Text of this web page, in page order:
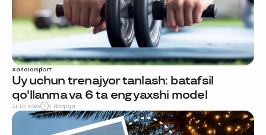
Xaridlarsport
Uy uchun trenajyor tanlash: batafsil
qo'llanma va 6 ta eng yaxshi model
31.10.2024 7 daqiqa